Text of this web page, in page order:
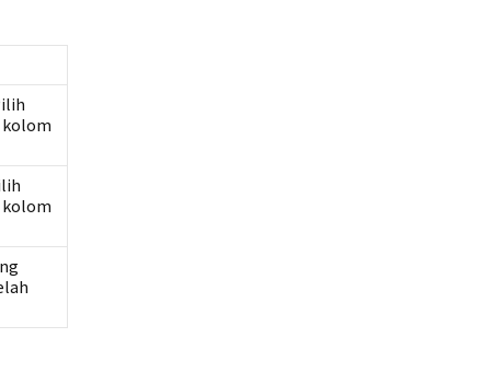
kolom
kolom